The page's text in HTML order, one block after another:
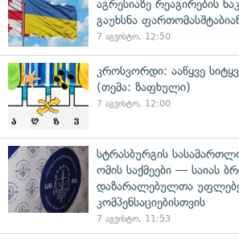
აგრესიაზე რეაგირების
გაუხსნა
7 აგვისტო, 12:50
კროსვორდი: ააწყვე
(თემა: ზაფხული)
7 აგვისტო, 12:00
სტრასბურგის
ომის საქმეები — საიას
დაზარალებულთა
კომპენსაციებისთვის
7 აგვისტო, 11:53